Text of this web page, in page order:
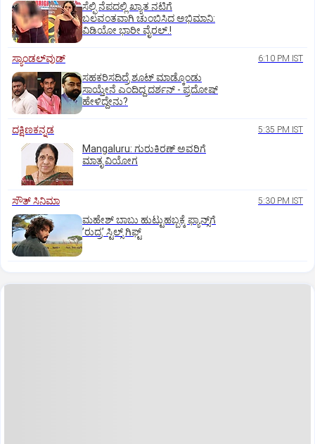
ಸೆಲ್ಫಿ ನೆಪದಲ್ಲಿ ಖ್ಯಾತ ನಟಿಗೆ
ಬಲವಂತವಾಗಿ ಚುಂಬಿಸಿದ ಅಭಿಮಾನಿ:
ವಿಡಿಯೋ ಭಾರೀ ವೈರಲ್.!
ಸ್ಯಾಂಡಲ್‌ವುಡ್‌ 6:10 PM IST
ಸಹಕರಿಸದಿದ್ರೆ ಶೂಟ್‌ ಮಾಡ್ಕೊಂಡು
ಸಾಯ್ತೇನೆ ಎಂದಿದ್ದ ದರ್ಶನ್‌ - ಪ್ರದೋಷ್‌
ಹೇಳಿದ್ದೇನು?
ದಕ್ಷಿಣಕನ್ನಡ 5:35 PM IST
Mangaluru: ಗುರುಕಿರಣ್ ಅವರಿಗೆ
ಮಾತೃ ವಿಯೋಗ
ಸೌತ್‌ ಸಿನಿಮಾ 5:30 PM IST
ಮಹೇಶ್‌ ಬಾಬು ಹುಟ್ಟುಹಬ್ಬಕ್ಕೆ ಫ್ಯಾನ್ಸ್‌ಗೆ
ʼರುದ್ರʼ ಸ್ಟಿಲ್ಸ್‌ ಗಿಫ್ಟ್